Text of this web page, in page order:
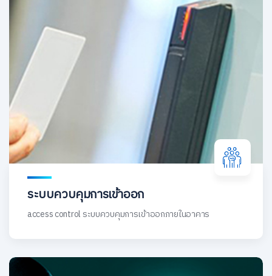
ระบบควบคุมการเข้าออก
access control ระบบควบคุมการเข้าออกภายในอาคาร